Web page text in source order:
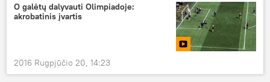
O galėtų dalyvauti Olimpiadoje:
akrobatinis įvartis
2016 Rugpjūčio 20, 14:23